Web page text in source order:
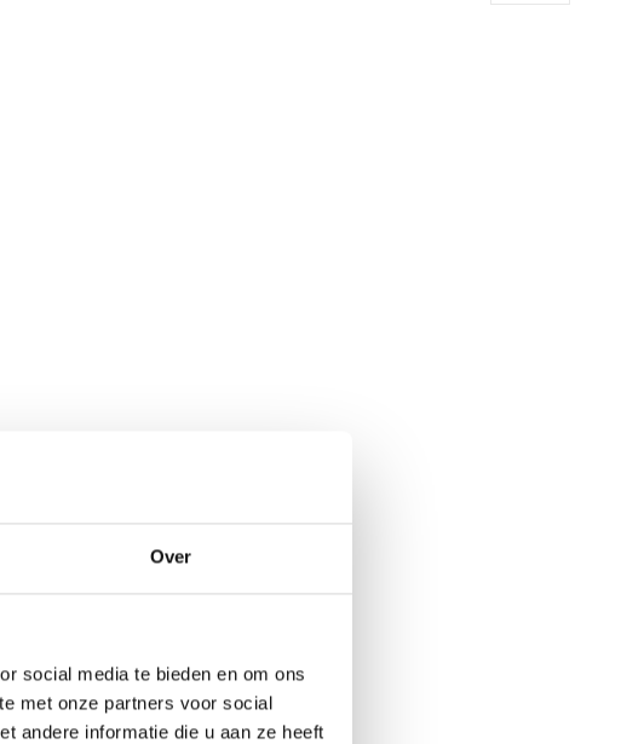
Over
social media te bieden en om ons
met onze partners voor social
andere informatie die u aan ze heeft